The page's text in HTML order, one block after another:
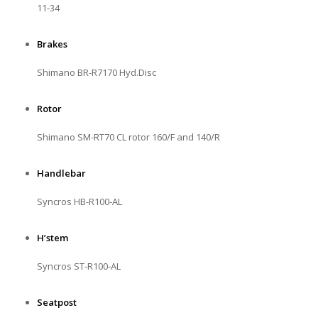
11-34
Brakes
Shimano BR-R7170 Hyd.Disc
Rotor
Shimano SM-RT70 CL rotor 160/F and 140/R
Handlebar
Syncros HB-R100-AL
H’stem
Syncros ST-R100-AL
Seatpost